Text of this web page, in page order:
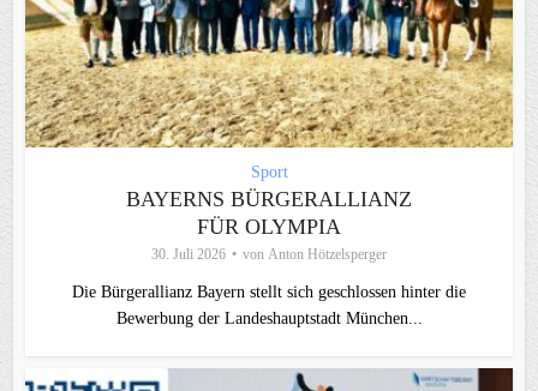
Sport
BAYERNS BÜRGERALLIANZ
FÜR OLYMPIA
30. Juli 2026 von Anton Hötzelsperger
Die Bürgerallianz Bayern stellt sich geschlossen hinter die
Bewerbung der Landeshauptstadt München...